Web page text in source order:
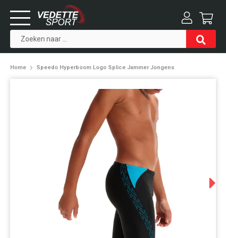
Home Speedo Hyperboom Logo Splice Jammer Jongens